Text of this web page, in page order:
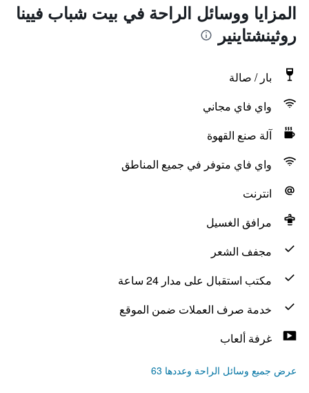
المزايا ووسائل الراحة في بيت شباب فيينا
روثينشتاينير
بار / صالة
واي فاي مجاني
آلة صنع القهوة
واي فاي متوفر في جميع المناطق
انترنت
مرافق الغسيل
مجفف الشعر
مكتب استقبال على مدار 24 ساعة
خدمة صرف العملات ضمن الموقع
غرفة ألعاب
عرض جميع وسائل الراحة وعددها 63